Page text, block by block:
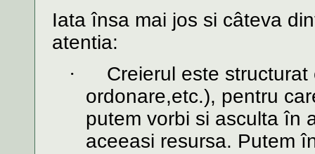
Iata însa mai jos si câteva
atentia:
·
Creierul este
ordonare,etc.), pentru
putem vorbi si asculta în
aceeasi resursa. Putem